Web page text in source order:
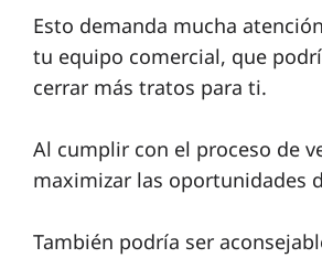
Esto demanda mucha
tu equipo comercial, que
cerrar más tratos para ti.
Al cumplir con el proceso de
maximizar las oportunidades
También podría ser